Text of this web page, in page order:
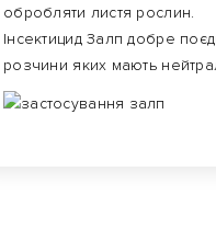
обробляти листя рослин.
Інсектицид Залп добре
розчини яких мають